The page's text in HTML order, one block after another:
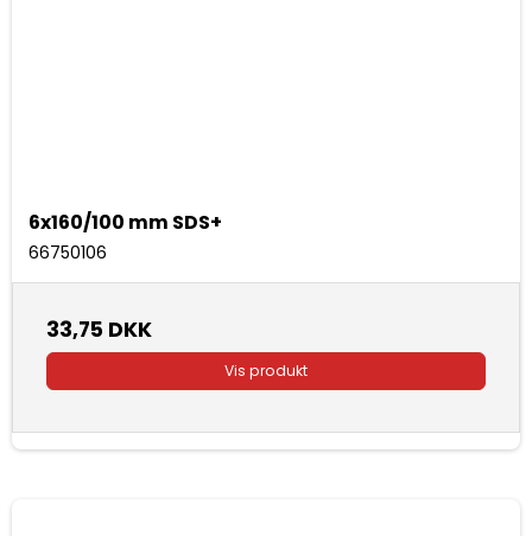
6x160/100 mm SDS+
66750106
33,75 DKK
Vis produkt